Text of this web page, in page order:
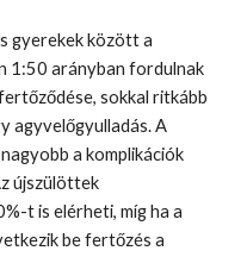
gyerekek között a
1:50 arányban fordulnak
sokkal ritkább
agyvelőgyulladás. A
a komplikációk
újszülöttek
t is elérheti, míg ha a
be fertőzés a